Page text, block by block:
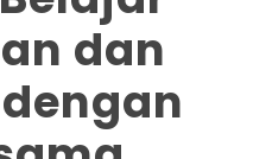
dan